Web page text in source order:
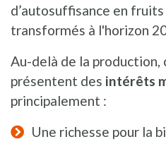
d’autosuffisance en
transformés à l'horizon
Au-delà de la
présentent des intérêts
principalement :
Une richesse pour la